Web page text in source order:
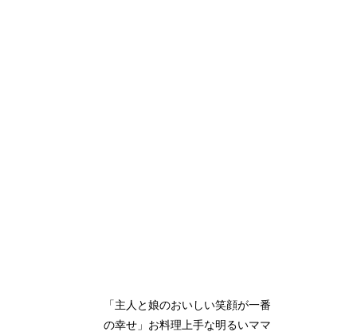
「主人と娘のおいしい笑顔が一番
の幸せ」お料理上手な明るいママ